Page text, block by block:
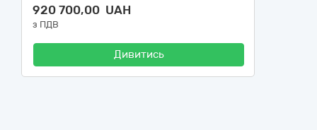
920 700,00 UAH
з ПДВ
Дивитись